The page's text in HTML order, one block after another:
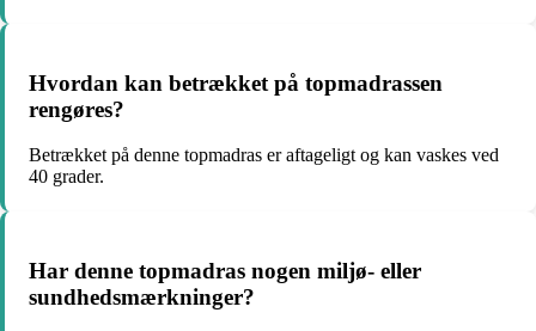
Hvordan kan betrækket på topmadrassen
rengøres?
Betrækket på denne topmadras er aftageligt og kan vaskes ved
40 grader.
Har denne topmadras nogen miljø- eller
sundhedsmærkninger?